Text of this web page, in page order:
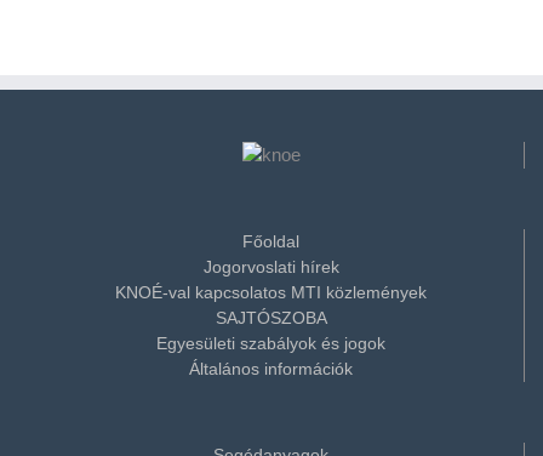
Főoldal
Jogorvoslati hírek
KNOÉ-val kapcsolatos MTI közlemények
SAJTÓSZOBA
Egyesületi szabályok és jogok
Általános információk